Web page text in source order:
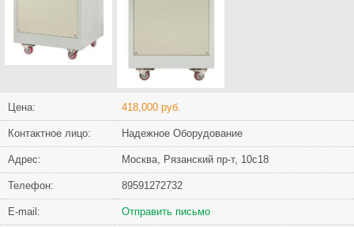
Цена: 418,000 руб.
Контактное лицо: Надежное Оборудование
Адрес: Москва, Рязанский пр-т, 10с18
Телефон: 89591272732
Е-mail: Отправить письмо